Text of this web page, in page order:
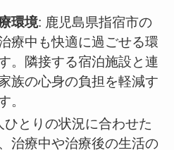
環境: 鹿児島県指宿市の
療中も快適に過ごせる環
。隣接する宿泊施設と連
族の心身の負担を軽減す
。
ひとりの状況に合わせた
治療中や治療後の生活の